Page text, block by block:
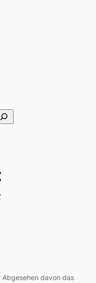
Abgesehen davon das